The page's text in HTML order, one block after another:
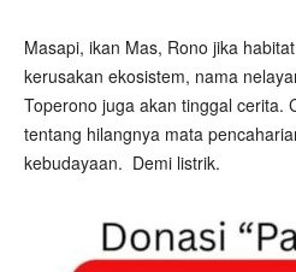
Masapi, ikan Mas, Rono jika
kerusakan ekosistem, nama
Toperono juga akan tinggal cerita.
tentang hilangnya mata
kebudayaan. Demi listrik.